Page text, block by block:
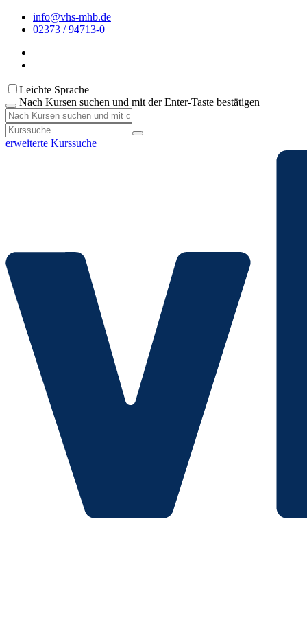
info@vhs-mhb.de
02373 / 94713-0
Leichte Sprache
Nach Kursen suchen und mit der Enter-Taste bestätigen
erweiterte Kurssuche